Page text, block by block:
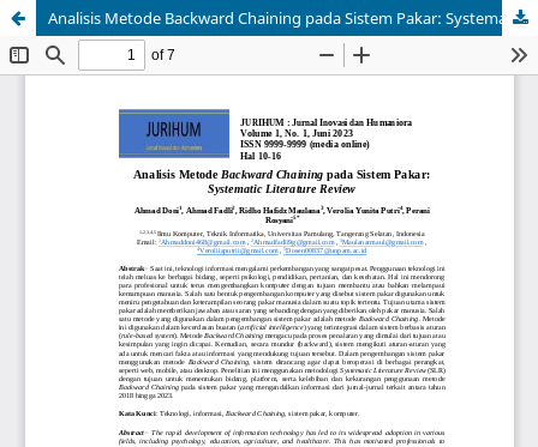
Analisis Metode Backward Chaining pada Sistem Pakar: Systematic Literature Review